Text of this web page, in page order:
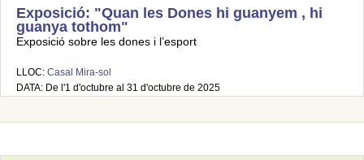
Exposició: "Quan les Dones hi guanyem , hi
guanya tothom"
Exposició sobre les dones i l’esport
LLOC: Casal Mira-sol
DATA: De l'1 d'octubre al 31 d'octubre de 2025